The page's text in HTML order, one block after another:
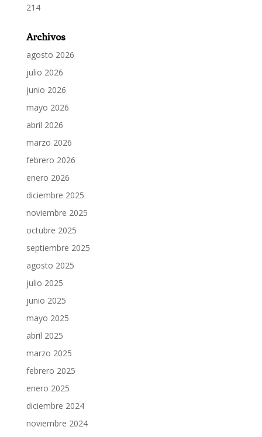
214
Archivos
agosto 2026
julio 2026
junio 2026
mayo 2026
abril 2026
marzo 2026
febrero 2026
enero 2026
diciembre 2025
noviembre 2025
octubre 2025
septiembre 2025
agosto 2025
julio 2025
junio 2025
mayo 2025
abril 2025
marzo 2025
febrero 2025
enero 2025
diciembre 2024
noviembre 2024